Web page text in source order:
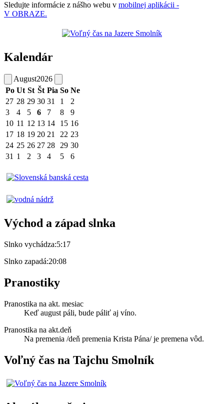
Sledujte informácie z nášho webu v mobilnej aplikácii -
V OBRAZE.
Kalendár
August2026
Po Ut St Št Pia So Ne
27 28 29 30 31 1
2
3
4 5 6 7 8
9
10 11 12 13 14 15 16
17 18 19 20 21 22 23
24 25 26 27 28 29 30
31 1 2 3 4 5 6
Východ a západ slnka
Slnko vychádza:5:17
Slnko zapadá:20:08
Pranostiky
Pranostika na akt. mesiac
Keď august páli, bude páliť aj víno.
Pranostika na akt.deň
Na premenia /deň premenia Krista Pána/ je premena vôd.
Voľný čas na Tajchu Smolník